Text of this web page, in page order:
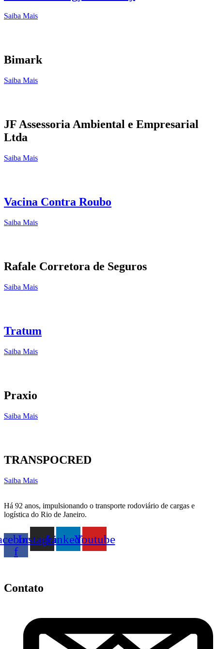
Saiba Mais
Bimark
Saiba Mais
JF Assessoria Ambiental e Empresarial
Ltda
Saiba Mais
Vacina Contra Roubo
Saiba Mais
Rafale Corretora de Seguros
Saiba Mais
Tratum
Saiba Mais
Praxio
Saiba Mais
TRANSPOCRED
Saiba Mais
Há 92 anos, impulsionando o transporte rodoviário de cargas e
logística do Rio de Janeiro.
f
InstagramLinkedinYoutube
Contato